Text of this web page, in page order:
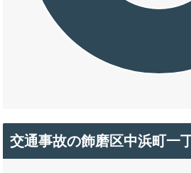
交通事故の飾磨区中浜町一